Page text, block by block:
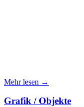
Mehr lesen →
Grafik / Objekte